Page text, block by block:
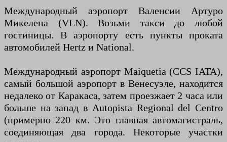
Международный аэропорт Валенсии Артуро
Микелена (VLN). Возьми такси до любой
гостиницы. В аэропорту есть пункты проката
автомобилей Hertz и National.
Международный аэропорт Maiquetia (CCS IATA),
самый большой аэропорт в Венесуэле, находится
недалеко от Каракаса, затем проезжает 2 часа или
больше на запад в Autopista Regional del Centro
(примерно 220 км. Это главная автомагистраль,
соединяющая два города. Некоторые участки